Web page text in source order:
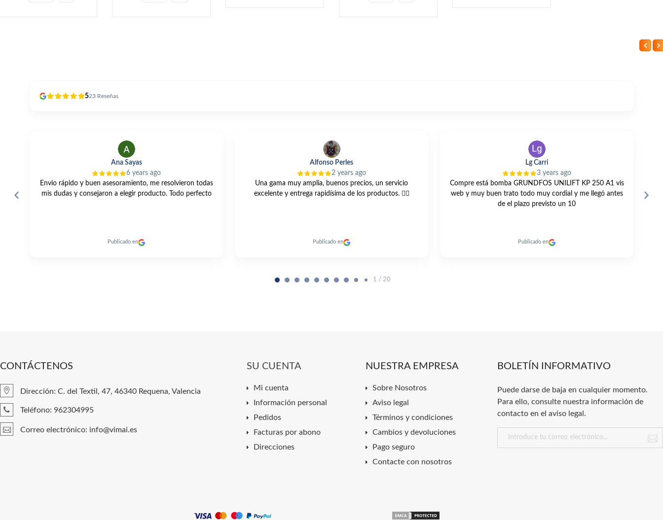
523 Reseñas
Alfonso Perles
2 years ago
Una gama muy amplia, buenos precios, un servicio
excelente y entrega rapidísima de los productos. 👍🏼
Publicado en
Lg Carri
3 years ago
Compre está bomba GRUNDFOS UNILIFT KP 250 A1 vis
web y muy buen trato todo muy cordial y me llegó antes
Publicado en
V TANO
3 years ago
GRAN TRATO PROFESIONAL Y PERSONAL. TODO
MUY RAPIDO. RECOMENDABLE 100% A DIA DE HOY.
Publicado en
2 / 20
CONTÁCTENOS
Dirección: C. del Textil, 47, 46340 Requena, Valencia
Teléfono: 962304995
Correo electrónico: info@vimai.es
SU CUENTA
Mi cuenta
Información personal
Pedidos
Facturas por abono
Direcciones
NUESTRA EMPRESA
Sobre Nosotros
Aviso legal
Términos y condiciones
Cambios y devoluciones
Pago seguro
Contacte con nosotros
BOLETÍN INFORMATIVO
Puede darse de baja en cualquier momento.
Para ello, consulte nuestra información de
contacto en el aviso legal.